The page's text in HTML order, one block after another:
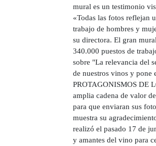
mural es un testimonio
«Todas las fotos reflejan
trabajo de hombres y
su directora. El gran
340.000 puestos de
sobre "La relevancia del
de nuestros vinos y pone
PROTAGONISMOS DE
amplia cadena de valor
para que enviaran sus
muestra su
realizó el pasado 17 de
y amantes del vino para